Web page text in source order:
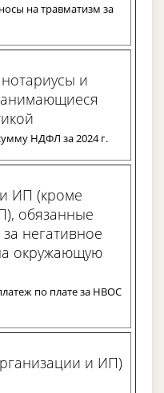
на травматизм за
и
НДФЛ за 2024 г.
ИП (кроме
обязанные
негативное
окружающую
по плате за НВОС
и ИП)